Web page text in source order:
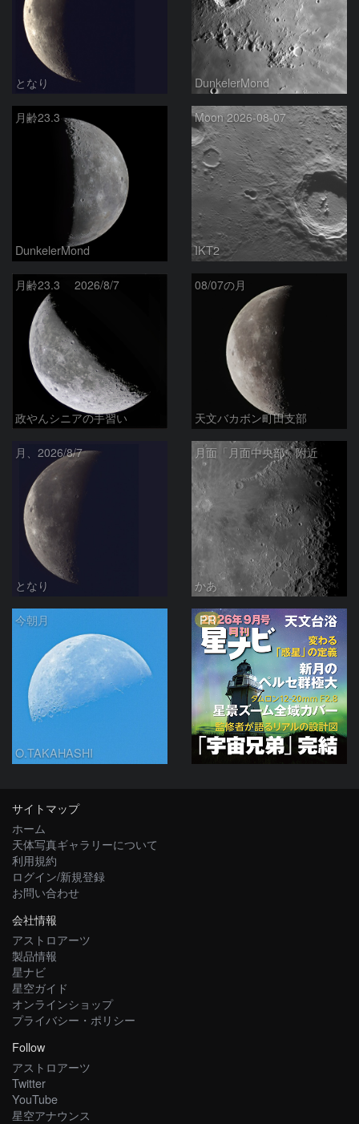
となり DunkelerMond
月齢23.3
DunkelerMond
Moon 2026-08-07
IKT2
月齢23.3 2026/8/7
政やんシニアの手習い
08/07の月
天文バカボン町田支部
月、2026/8/7
となり
月面「月面中央部」附近
かあ
今朝月
O.TAKAHASHI
PR
サイトマップ
ホーム
天体写真ギャラリーについて
利用規約
ログイン/新規登録
お問い合わせ
会社情報
アストロアーツ
製品情報
星ナビ
星空ガイド
オンラインショップ
プライバシー・ポリシー
Follow
アストロアーツ
Twitter
YouTube
星空アナウンス